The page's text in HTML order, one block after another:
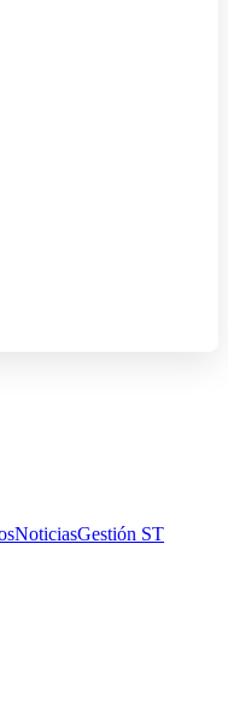
NoticiasGestión ST